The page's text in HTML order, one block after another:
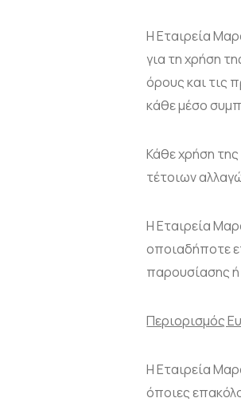
H Εταιρεία
για τη χρήση
όρους και τις
κάθε μέσο
Κάθε χρήση
τέτοιων
H Εταιρεία
οποιαδήποτε
παρουσίασης
Περιορισμός
H Εταιρεία
όποιες